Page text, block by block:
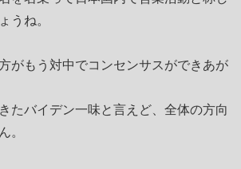
うね。
がもう対中でコンセンサスができあが
たバイデン一味と言えど、全体の方向
。